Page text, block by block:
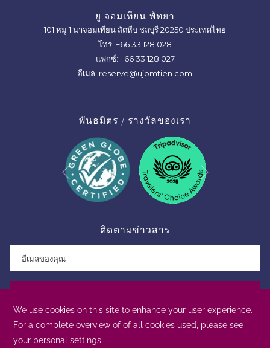
การใช้งานเว็บไซต์ของเราถือว่า คุณยินยอมที่จะใช้คุกกี้ของเรา
ตามที่ระบุอยู่ในนโยบายคุกกี้
ยู จอมเทียน พัทยา
101 หมู่ 1 นาจอมเทียน สัตหีบ ชลบุรี 20250 ประเทศไทย
โทร: +66 33 128 028
แฟกซ์: +66 33 128 027
อีเมล: reserve@ujomtien.com
พันธมิตร / รางวัลของเรา
Previous
ติดตามข่าวสาร
GDS Code : Amadeus WVPYX520 | Apollo/Galileo WVE6845 |